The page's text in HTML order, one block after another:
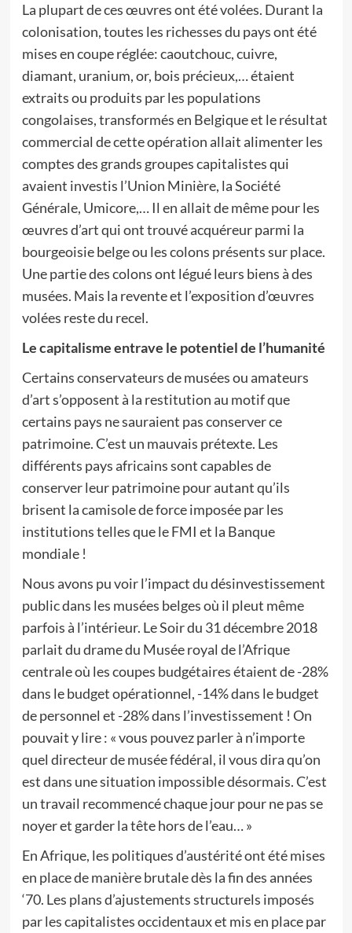
La plupart de ces œuvres ont été volées. Durant la
colonisation, toutes les richesses du pays ont été
mises en coupe réglée: caoutchouc, cuivre,
diamant, uranium, or, bois précieux,… étaient
extraits ou produits par les populations
congolaises, transformés en Belgique et le résultat
commercial de cette opération allait alimenter les
comptes des grands groupes capitalistes qui
avaient investis l’Union Minière, la Société
Générale, Umicore,… Il en allait de même pour les
œuvres d’art qui ont trouvé acquéreur parmi la
bourgeoisie belge ou les colons présents sur place.
Une partie des colons ont légué leurs biens à des
musées. Mais la revente et l’exposition d’œuvres
volées reste du recel.
Le capitalisme entrave le potentiel de l’humanité
Certains conservateurs de musées ou amateurs
d’art s’opposent à la restitution au motif que
certains pays ne sauraient pas conserver ce
patrimoine. C’est un mauvais prétexte. Les
différents pays africains sont capables de
conserver leur patrimoine pour autant qu’ils
brisent la camisole de force imposée par les
institutions telles que le FMI et la Banque
mondiale !
Nous avons pu voir l’impact du désinvestissement
public dans les musées belges où il pleut même
parfois à l’intérieur. Le Soir du 31 décembre 2018
parlait du drame du Musée royal de l’Afrique
centrale où les coupes budgétaires étaient de -28%
dans le budget opérationnel, -14% dans le budget
de personnel et -28% dans l’investissement ! On
pouvait y lire : « vous pouvez parler à n’importe
quel directeur de musée fédéral, il vous dira qu’on
est dans une situation impossible désormais. C’est
un travail recommencé chaque jour pour ne pas se
noyer et garder la tête hors de l’eau… »
En Afrique, les politiques d’austérité ont été mises
en place de manière brutale dès la fin des années
‘70. Les plans d’ajustements structurels imposés
par les capitalistes occidentaux et mis en place par